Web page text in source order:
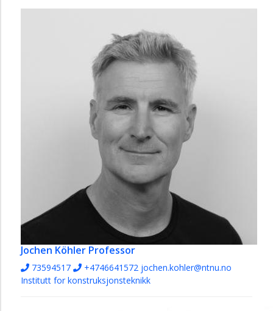
Jochen Köhler Professor
73594517 +4746641572 jochen.kohler@ntnu.no
Institutt for konstruksjonsteknikk